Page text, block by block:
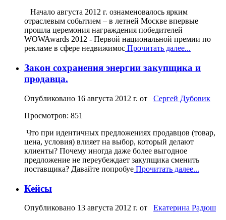
Начало августа 2012 г. ознаменовалось ярким
отраслевым событием – в летней Москве впервые
прошла церемония награждения победителей
WOWAwards 2012 - Первой национальной премии по
рекламе в сфере недвижимос Прочитать далее...
Закон сохранения энергии закупщика и
продавца.
Опубликовано 16 августа 2012 г. от Сергей Дубовик
Просмотров: 851
Что при идентичных предложениях продавцов (товар,
цена, условия) влияет на выбор, который делают
клиенты? Почему иногда даже более выгодное
предложение не переубеждает закупщика сменить
поставщика? Давайте попробуе Прочитать далее...
Кейсы
Опубликовано 13 августа 2012 г. от Екатерина Радюш